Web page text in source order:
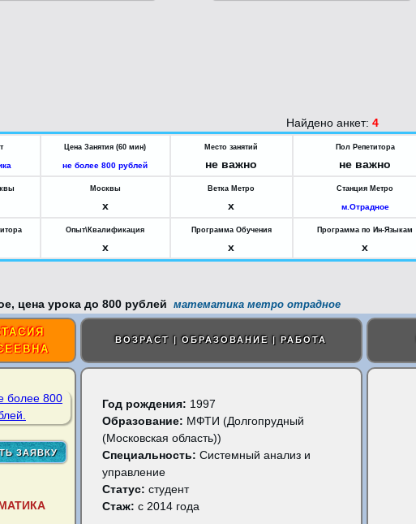
Найдено анкет: 4
Цена Занятия (60 мин)
не более 800 рублей
Место занятий
не важно
Пол Репетитора
не важно
Москвы
x
Ветка Метро
x
Станция Метро
м.Отрадное
Опыт\Квалификация
x
Программа Обучения
x
Программа по Ин-Языкам
x
математика метро отрадное
ВОЗРАСТ | ОБРАЗОВАНИЕ | РАБОТА
Год рождения: 1997
Образование: МФТИ (Долгопрудный
(Московская область))
Специальность: Системный анализ и
управление
Статус: студент
Стаж: с 2014 года